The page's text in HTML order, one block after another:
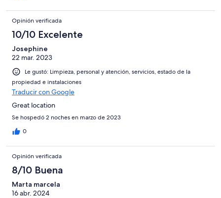
Opinión verificada
10/10 Excelente
Josephine
22 mar. 2023
Le gustó: Limpieza, personal y atención, servicios, estado de la
propiedad e instalaciones
Traducir con Google
Great location
Se hospedó 2 noches en marzo de 2023
0
Opinión verificada
8/10 Buena
Marta marcela
16 abr. 2024